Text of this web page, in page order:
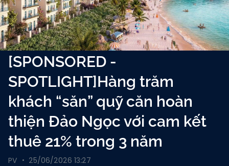
Video
[SPONSORED -
SPOTLIGHT]Hàng trăm
khách “săn” quỹ căn hoàn
thiện Đảo Ngọc với cam kết
thuê 21% trong 3 năm
PV 25/06/2026 13:27